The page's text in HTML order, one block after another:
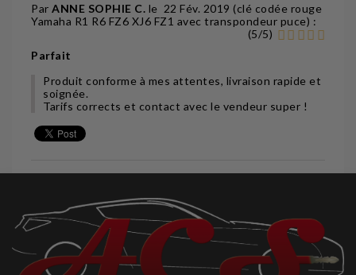
Par ANNE SOPHIE C. le 22 Fév. 2019 (clé codée rouge
Yamaha R1 R6 FZ6 XJ6 FZ1 avec transpondeur puce) :
(5/5)
Parfait
Produit conforme à mes attentes, livraison rapide et
soignée.
Tarifs corrects et contact avec le vendeur super !